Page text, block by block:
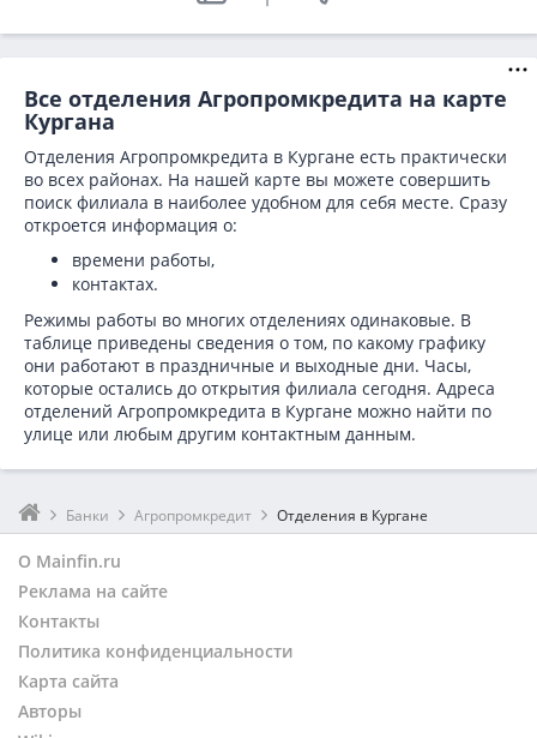
Все отделения Агропромкредита на карте
Кургана
Отделения Агропромкредита в Кургане есть практически
во всех районах. На нашей карте вы можете совершить
поиск филиала в наиболее удобном для себя месте. Сразу
откроется информация о:
времени работы,
контактах.
Режимы работы во многих отделениях одинаковые. В
таблице приведены сведения о том, по какому графику
они работают в праздничные и выходные дни. Часы,
которые остались до открытия филиала сегодня. Адреса
отделений Агропромкредита в Кургане можно найти по
улице или любым другим контактным данным.
Банки Агропромкредит Отделения в Кургане
О Mainfin.ru
Реклама на сайте
Контакты
Политика конфиденциальности
Карта сайта
Авторы